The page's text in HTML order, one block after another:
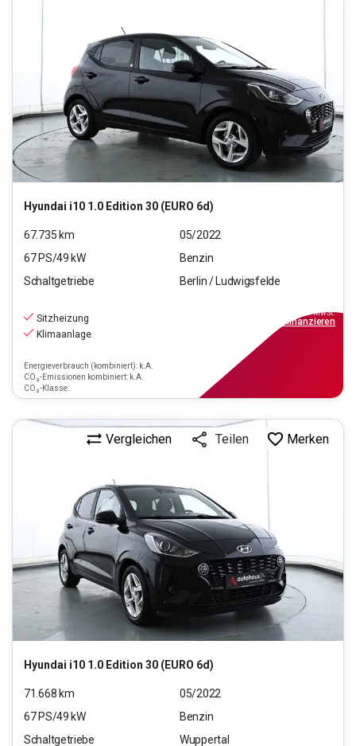
Hyundai i10 1.0 Edition 30 (EURO 6d)
67.735 km
05/2022
67PS/49 kW
Benzin
Schaltgetriebe
Berlin / Ludwigsfelde
Sitzheizung
Klimaanlage
Energieverbrauch (kombiniert): k.A.
CO₂-Emissionen kombiniert: k.A.
CO₂-Klasse:
inkl.MwSt.
finanzieren
Hyundai i10 1.0 Edition 30 (EURO 6d)
Vergleichen Teilen Merken
71.668 km
05/2022
67PS/49 kW
Benzin
Schaltgetriebe
Wuppertal